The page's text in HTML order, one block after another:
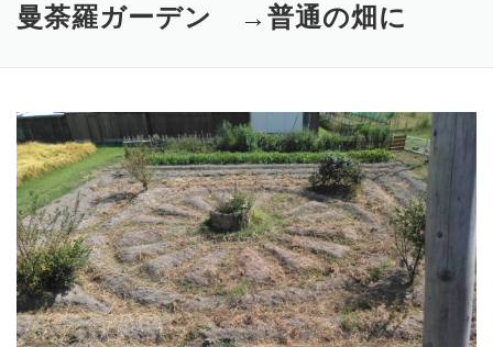
曼荼羅ガーデン →普通の畑に